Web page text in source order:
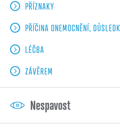
PŘÍZNAKY
PŘÍČINA ONEMOCNĚNÍ,
LÉČBA
ZÁVĚREM
Nespavost